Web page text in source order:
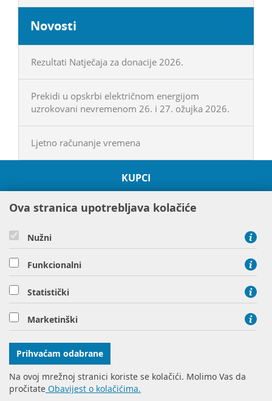
Novosti
Rezultati Natječaja za donacije 2026.
Prekidi u opskrbi električnom energijom
uzrokovani nevremenom 26. i 27. ožujka 2026.
Ljetno računanje vremena
KUPCI
O HEP GRUPI
PROJEKTI
DRUŠTVENA ODGOVORNOST
Hrvatska elektroprivreda d.d. Ulica grada Vukovara 37 10000
Zagreb
tel: 01 63 22 111, tel: 01 61 70 430
© Copyright 2016 HEP d.d.
Ova stranica upotrebljava kolačiće
Nužni
Funkcionalni
Statistički
Marketinški
Prihvaćam odabrane
Na ovoj mrežnoj stranici koriste se kolačići. Molimo Vas da
pročitate Obavijest o kolačićima.